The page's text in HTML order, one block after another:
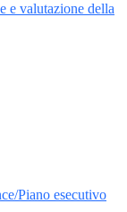
e valutazione della
Piano esecutivo